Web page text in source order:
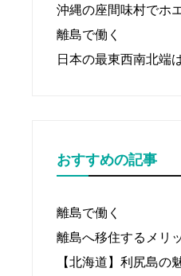
沖縄の座間味村でホ
離島で働く
日本の最東西南北端
おすすめの記事
離島で働く
離島へ移住するメリ
【北海道】利尻島の